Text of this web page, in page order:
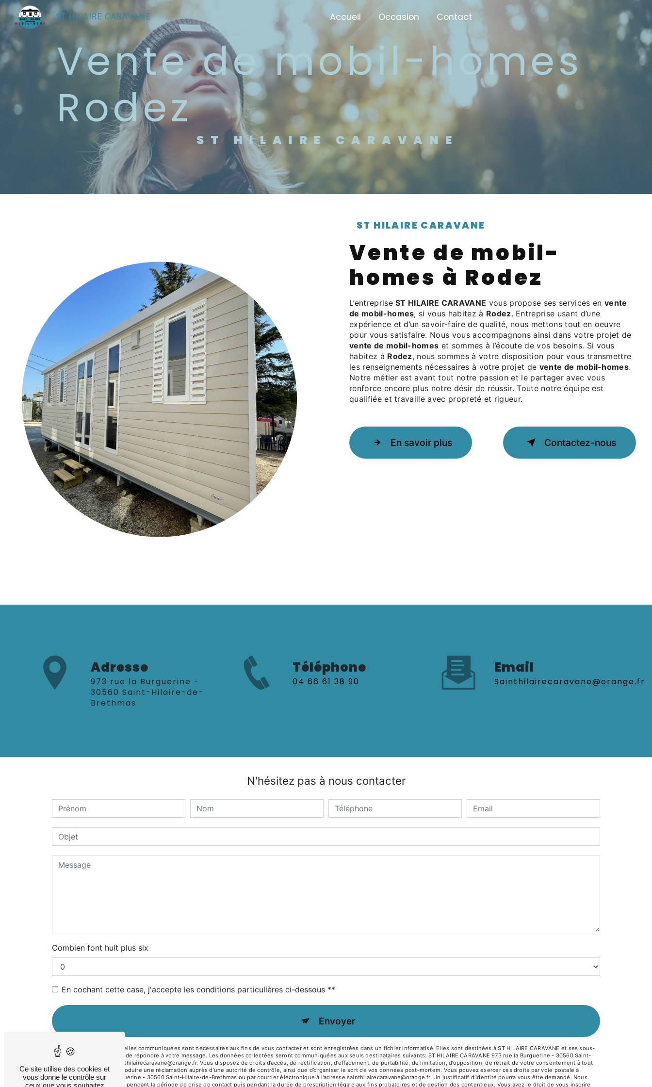
Accueil Occasion Contact
vente de mobil-homes
Rodez
ST HILAIRE CARAVANE
ST HILAIRE CARAVANE
vente de mobil-
homes à Rodez
L’entrepriseST HILAIRE CARAVANE vous propose ses services en vente
de mobil-homes, si vous habitez à Rodez. Entreprise usant d’une
expérience et d’un savoir-faire de qualité, nous mettons tout en oeuvre
pour vous satisfaire. Nous vous accompagnons ainsi dans votre projet de
vente de mobil-homes et sommes à l’écoute de vos besoins. Si vous
habitez à Rodez, nous sommes à votre disposition pour vous transmettre
les renseignements nécessaires à votre projet de vente de mobil-homes.
Notre métier est avant tout notre passion et le partager avec vous
renforce encore plus notre désir de réussir. Toute notre équipe est
qualifiée et travaille avec propreté et rigueur.
En savoir plus Contactez-nous
Adresse
973 rue la Burguerine -
30560 Saint-Hilaire-de-
Brethmas
Téléphone
04 66 61 38 90
Email
sainthilairecaravane@orange.fr
N'hésitez pas à nous contacter
Combien font huit plus six
En cochant cette case, j'accepte les conditions particulières ci-dessous **
Envoyer
** Les données personnelles communiquées sont nécessaires aux fins de vous contacter et sont enregistrées dans un fichier informatisé. Elles sont destinées à ST HILAIRE CARAVANE et ses sous-
traitants dans le seul but de répondre à votre message. Les données collectées seront communiquées aux seuls destinataires suivants: ST HILAIRE CARAVANE 973 rue la Burguerine - 30560 Saint-
Hilaire-de-Brethmas sainthilairecaravane@orange.fr. Vous disposez de droits d’accès, de rectification, d’effacement, de portabilité, de limitation, d’opposition, de retrait de votre consentement à tout
moment et du droit d’introduire une réclamation auprès d’une autorité de contrôle, ainsi que d’organiser le sort de vos données post-mortem. Vous pouvez exercer ces droits par voie postale à
l'adresse 973 rue la Burguerine - 30560 Saint-Hilaire-de-Brethmas ou par courrier électronique à l'adresse sainthilairecaravane@orange.fr. Un justificatif d'identité pourra vous être demandé. Nous
conservons vos données pendant la période de prise de contact puis pendant la durée de prescription légale aux fins probatoires et de gestion des contentieux. Vous avez le droit de vous inscrire
Panneau de gestion des cookies
Ce site utilise des cookies et
vous donne le contrôle sur
ceux que vous souhaitez